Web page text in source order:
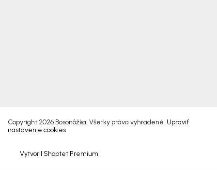
Vytvoril Shoptet Premium
Copyright 2026 Bosonôžka. Všetky práva vyhradené. Upraviť
nastavenie cookies